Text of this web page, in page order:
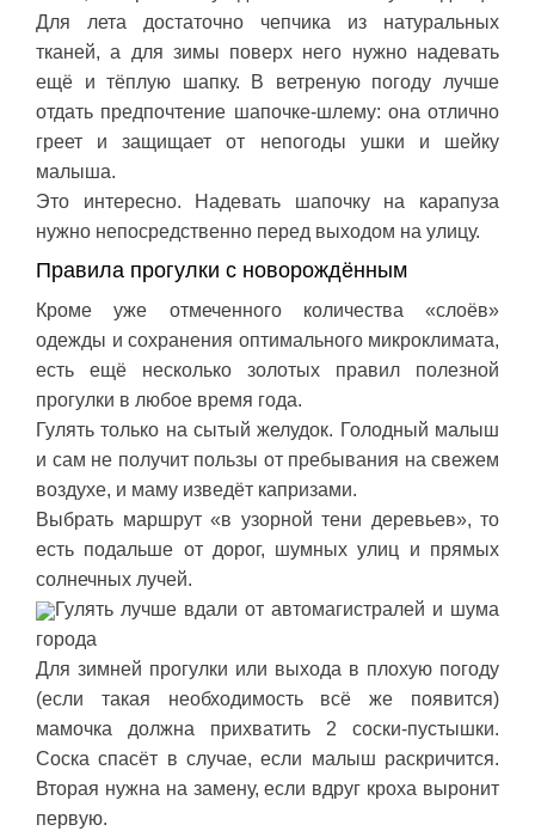
Для лета достаточно чепчика из натуральных
тканей, а для зимы поверх него нужно надевать
ещё и тёплую шапку. В ветреную погоду лучше
отдать предпочтение шапочке-шлему: она отлично
греет и защищает от непогоды ушки и шейку
малыша.
Это интересно. Надевать шапочку на карапуза
нужно непосредственно перед выходом на улицу.
Правила прогулки с новорождённым
Кроме уже отмеченного количества «слоёв»
одежды и сохранения оптимального микроклимата,
есть ещё несколько золотых правил полезной
прогулки в любое время года.
Гулять только на сытый желудок. Голодный малыш
и сам не получит пользы от пребывания на свежем
воздухе, и маму изведёт капризами.
Выбрать маршрут «в узорной тени деревьев», то
есть подальше от дорог, шумных улиц и прямых
солнечных лучей.
Гулять лучше вдали от автомагистралей и шума
города
Для зимней прогулки или выхода в плохую погоду
(если такая необходимость всё же появится)
мамочка должна прихватить 2 соски-пустышки.
Соска спасёт в случае, если малыш раскричится.
Вторая нужна на замену, если вдруг кроха выронит
первую.